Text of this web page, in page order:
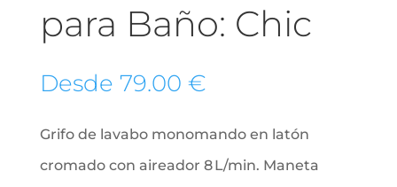
para Baño: Chic
Desde 79.00 €
Grifo de lavabo monomando en latón
cromado con aireador 8 L/min. Maneta